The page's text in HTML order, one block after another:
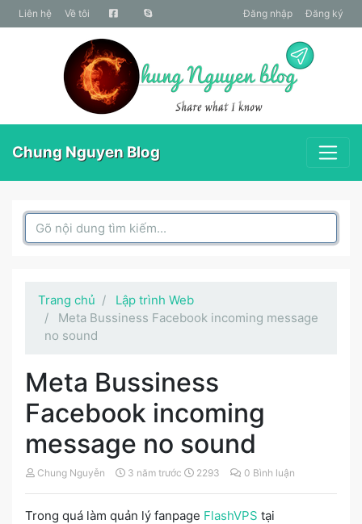
liên hệ Về tôi Đăng nhập Đăng ký
Chung Nguyen Blog
Search Box
Trang chủ
Lập trình Web
Meta Bussiness Facebook incoming message
no sound
Meta Bussiness
Facebook incoming
message no sound
Chung Nguyễn 3 năm trước 2293 0 Bình luận
Trong quá làm quản lý fanpage FlashVPS tại